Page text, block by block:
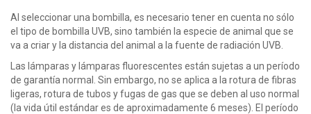
Al seleccionar una bombilla, es necesario tener en cuenta no sólo
el tipo de bombilla UVB, sino también la especie de animal que se
va a criar y la distancia del animal a la fuente de radiación UVB.
Las lámparas y lámparas fluorescentes están sujetas a un período
de garantía normal. Sin embargo, no se aplica a la rotura de fibras
ligeras, rotura de tubos y fugas de gas que se deben al uso normal
(la vida útil estándar es de aproximadamente 6 meses). El período